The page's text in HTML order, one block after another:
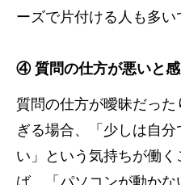
ーズで片付ける人も多い
④ 質問の仕方が悪いと
質問の仕方が曖昧だっ
ぎる場合、「少しは自
い」という気持ちが働く
ば、「パソコンが動かな